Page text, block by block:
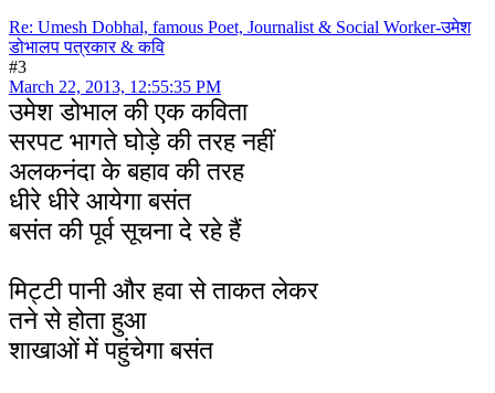
Re: Umesh Dobhal, famous Poet, Journalist & Social Worker-उमेश
डोभालप पत्रकार & कवि
#3
March 22, 2013, 12:55:35 PM
उमेश डोभाल की एक कविता
सरपट भागते घोड़े की तरह नहीं
अलकनंदा के बहाव की तरह
धीरे धीरे आयेगा बसंत
बसंत की पूर्व सूचना दे रहे हैं
मिट्टी पानी और हवा से ताकत लेकर
तने से होता हुआ
शाखाओं में पहुंचेगा बसंत